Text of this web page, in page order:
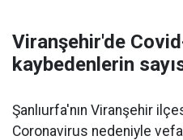
Viranşehir'de
kaybedenlerin
Şanlıurfa'nın Viranşehir
Coronavirus nedeniyle